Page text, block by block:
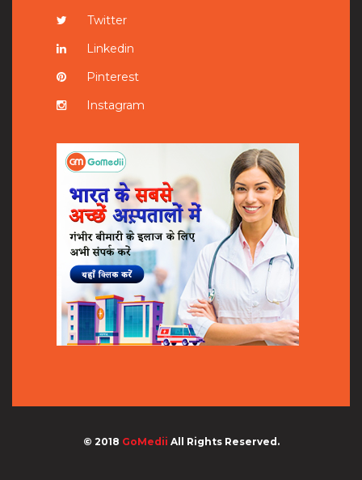
Twitter
Linkedin
Pinterest
Instagram
© 2018 GoMedii All Rights Reserved.